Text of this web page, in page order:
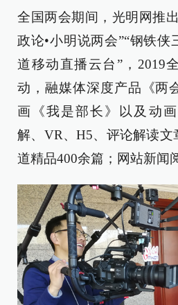
全国两会期间，光明网推
政论•小明说两会”“钢铁
道移动直播云台”，2019
动，融媒体深度产品《两
画《我是部长》以及动
解、VR、H5、评论解读文
道精品400余篇；网站新闻